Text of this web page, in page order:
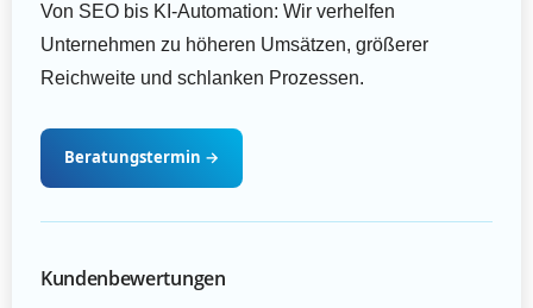
Von SEO bis KI-Automation: Wir verhelfen
Unternehmen zu höheren Umsätzen, größerer
Reichweite und schlanken Prozessen.
Beratungstermin →
Kundenbewertungen